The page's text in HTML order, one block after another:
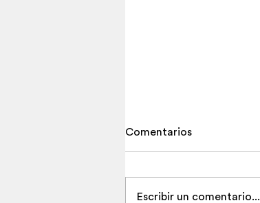
Comentarios
Escribir un comentario...